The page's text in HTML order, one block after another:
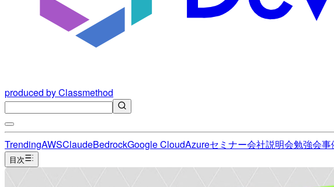
produced by Classmethod
TrendingAWSClaudeBedrockGoogle CloudAzureセミナー会社説明会勉強会事
目次